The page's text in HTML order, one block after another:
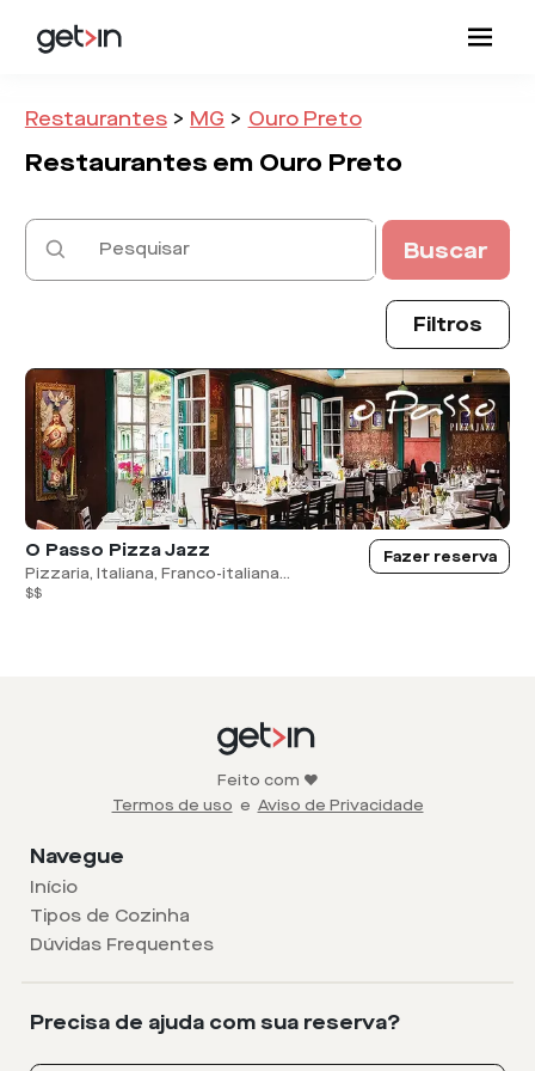
Restaurantes > MG > Ouro Preto
Restaurantes em Ouro Preto
Buscar
Filtros
O Passo Pizza Jazz
Pizzaria, Italiana, Franco-italiana...
$$
Fazer reserva
Feito com ❤️
Termos de uso e Aviso de Privacidade
Navegue
Início
Tipos de Cozinha
Dúvidas Frequentes
Precisa de ajuda com sua reserva?